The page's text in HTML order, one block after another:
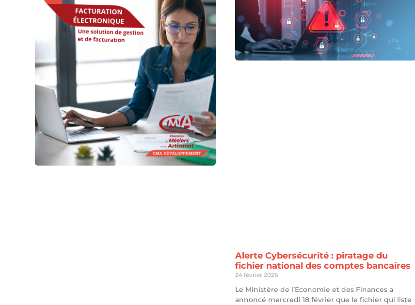
Alerte Cybersécurité : piratage du
fichier national des comptes bancaires
24 février 2026
Le Ministère de l’Economie et des Finances a
annoncé mercredi 18 février que le fichier qui liste